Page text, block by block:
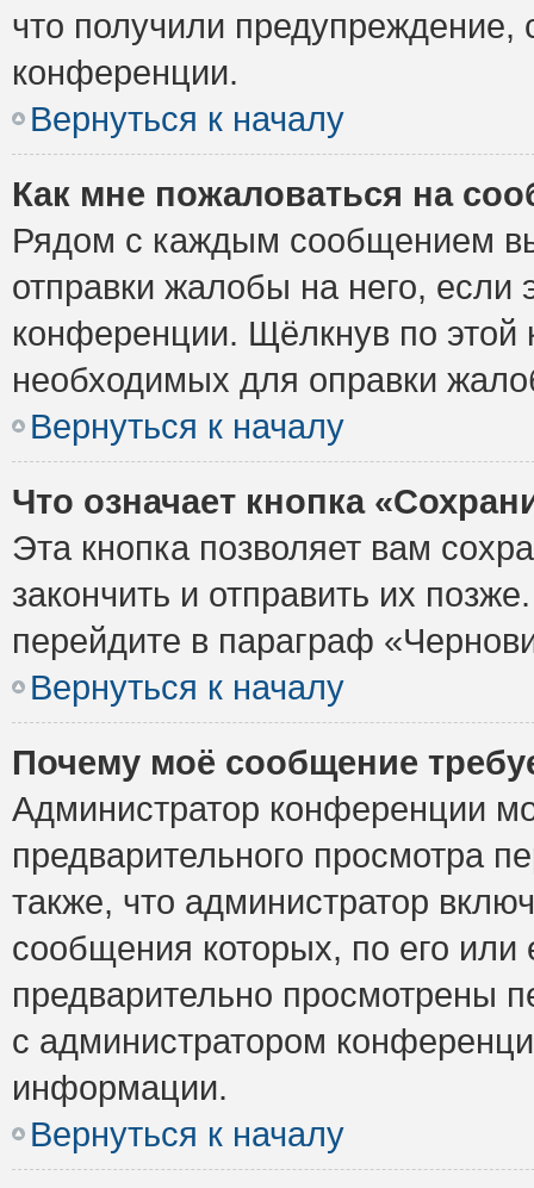
что получили предупреждение,
конференции.
Вернуться к началу
Как мне пожаловаться на
Рядом с каждым сообщением
отправки жалобы на него,
конференции. Щёлкнув по этой
необходимых для оправки
Вернуться к началу
Что означает кнопка
Эта кнопка позволяет вам
закончить и отправить их
перейдите в параграф
Вернуться к началу
Почему моё сообщение
Администратор конференции
предварительного просмотра
также, что администратор
сообщения которых, по его
предварительно просмотрены
с администратором
информации.
Вернуться к началу